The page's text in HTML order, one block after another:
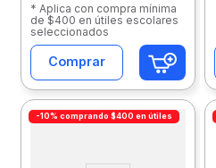
* Aplica con compra mínima
de $400 en útiles escolares
seleccionados
Comprar
-10% comprando $400 en útiles